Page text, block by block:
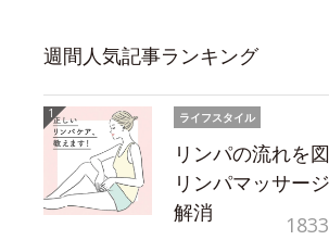
週間人気記事ランキング
ライフスタイル
リンパの流れを
リンパマッサー
解消